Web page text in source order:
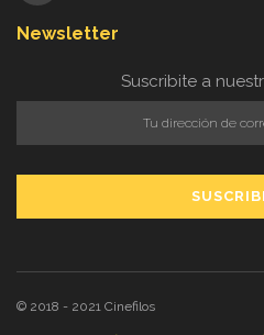
Newsletter
Suscribite a
© 2018 - 2021 Cinefilos